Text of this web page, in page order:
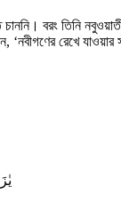
চাননি। বরং তিনি
রেখে